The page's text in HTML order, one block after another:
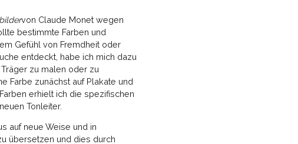
von Claude Monet wegen
bestimmte Farben und
Gefühl von Fremdheit oder
entdeckt, habe ich mich dazu
zu malen oder zu
Farbe zunächst auf Plakate und
erhielt ich die spezifischen
Tonleiter.
auf neue Weise und in
übersetzen und dies durch